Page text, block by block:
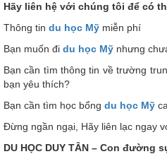
Hãy liên hệ với chúng tôi để có
Thông tin du học Mỹ miễn phí
Bạn muốn đi du học Mỹ nhưng
Bạn cần tìm thông tin về trường
bạn yêu thích?
Bạn cần tìm học bổng du học Mỹ
Đừng ngần ngại, Hãy liên lạc ngay
DU HỌC DUY TÂN – Con đường